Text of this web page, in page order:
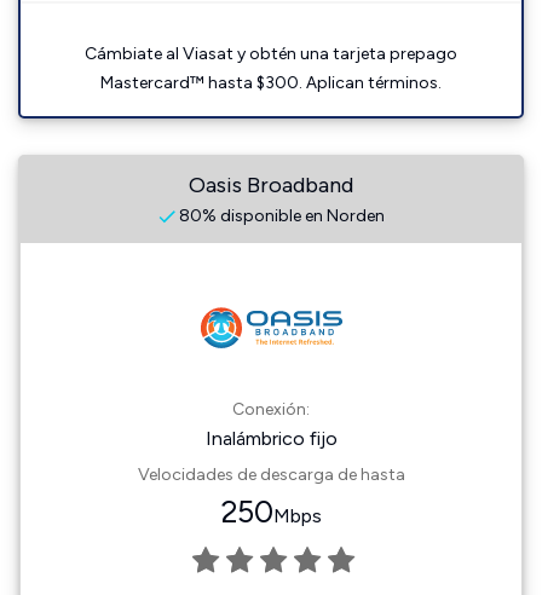
Cámbiate al Viasat y obtén una tarjeta prepago
Mastercard™ hasta $300. Aplican términos.
Oasis Broadband
80% disponible en Norden
Conexión:
Inalámbrico fijo
Velocidades de descarga de hasta
250Mbps